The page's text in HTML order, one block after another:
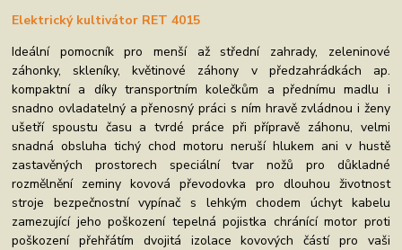
Elektrický kultivátor RET 4015
Ideální pomocník pro menší až střední zahrady, zeleninové
záhonky, skleníky, květinové záhony v předzahrádkách ap.
kompaktní a díky transportním kolečkům a přednímu madlu i
snadno ovladatelný a přenosný práci s ním hravě zvládnou i ženy
ušetří spoustu času a tvrdé práce při přípravě záhonu, velmi
snadná obsluha tichý chod motoru neruší hlukem ani v hustě
zastavěných prostorech speciální tvar nožů pro důkladné
rozmělnění zeminy kovová převodovka pro dlouhou životnost
stroje bezpečnostní vypínač s lehkým chodem úchyt kabelu
zamezující jeho poškození tepelná pojistka chránící motor proti
poškození přehřátím dvojitá izolace kovových částí pro vaši